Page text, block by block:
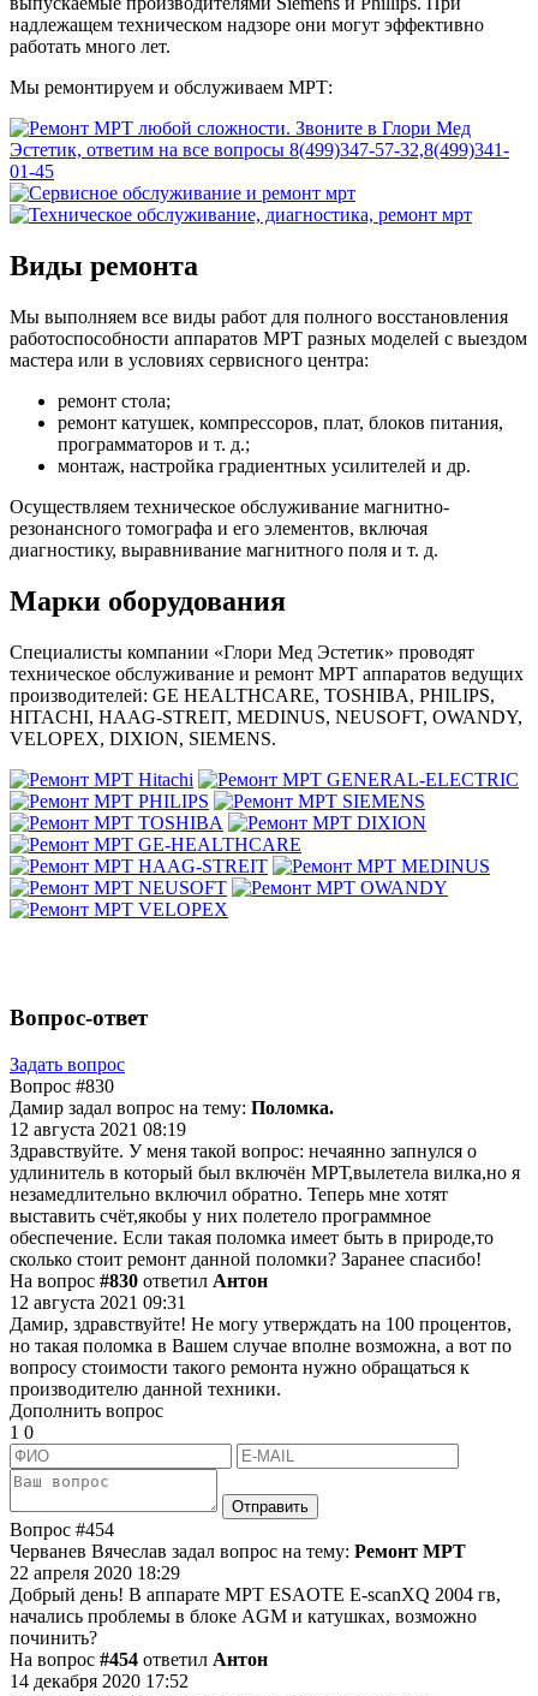
надлежащем техническом надзоре они могут эффективно
работать много лет.
Мы ремонтируем и обслуживаем МРТ:
Виды ремонта
Мы выполняем все виды работ для полного восстановления
работоспособности аппаратов МРТ разных моделей с выездом
мастера или в условиях сервисного центра:
ремонт стола;
ремонт катушек, компрессоров, плат, блоков питания,
программаторов и т. д.;
монтаж, настройка градиентных усилителей и др.
Осуществляем техническое обслуживание магнитно-
резонансного томографа и его элементов, включая
диагностику, выравнивание магнитного поля и т. д.
Марки оборудования
Специалисты компании «Глори Мед Эстетик» проводят
техническое обслуживание и ремонт МРТ аппаратов ведущих
производителей: GE HEALTHCARE, TOSHIBA, PHILIPS,
HITACHI, HAAG-STREIT, MEDINUS, NEUSOFT, OWANDY,
VELOPEX, DIXION, SIEMENS.
Вопрос-ответ
Задать вопрос
Вопрос #830
Дамир задал вопрос на тему: Поломка.
12 августа 2021 08:19
Здравствуйте. У меня такой вопрос: нечаянно запнулся о
удлинитель в который был включён МРТ,вылетела вилка,но я
незамедлительно включил обратно. Теперь мне хотят
выставить счёт,якобы у них полетело программное
обеспечение. Если такая поломка имеет быть в природе,то
сколько стоит ремонт данной поломки? Заранее спасибо!
На вопрос #830 ответил Антон
12 августа 2021 09:31
Дамир, здравствуйте! Не могу утверждать на 100 процентов,
но такая поломка в Вашем случае вполне возможна, а вот по
вопросу стоимости такого ремонта нужно обращаться к
производителю данной техники.
Дополнить вопрос
1 0
Отправить
Вопрос #454
Черванев Вячеслав задал вопрос на тему: Ремонт МРТ
22 апреля 2020 18:29
Добрый день! В аппарате МРТ ESAOTE E-scanXQ 2004 гв,
начались проблемы в блоке AGM и катушках, возможно
починить?
На вопрос #454 ответил Антон
14 декабря 2020 17:52